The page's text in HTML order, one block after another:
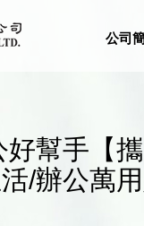
公司
好幫手【
/辦公萬